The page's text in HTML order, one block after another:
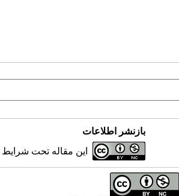
بازنشر اطلاعات
این مقاله تحت شرایط